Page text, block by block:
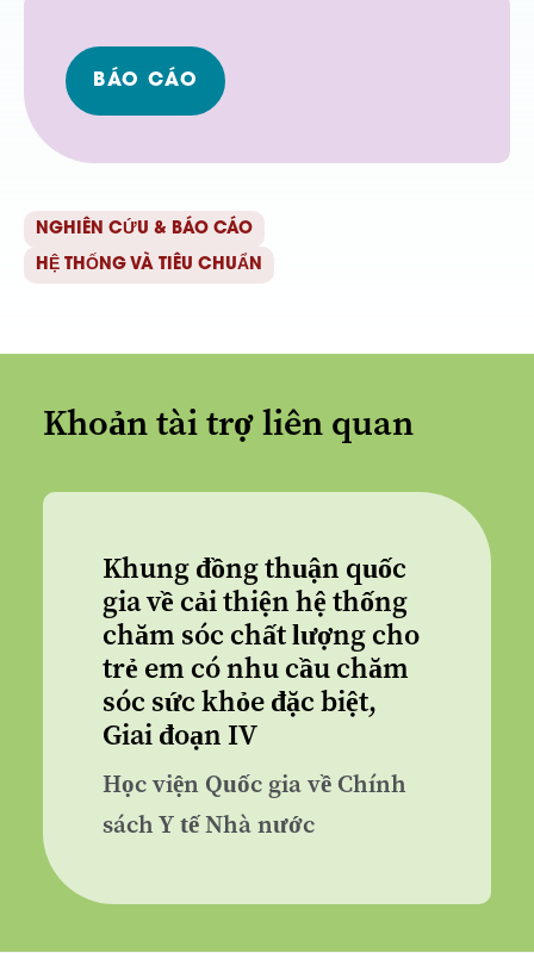
BÁO CÁO
NGHIÊN CỨU & BÁO CÁO
HỆ THỐNG VÀ TIÊU CHUẨN
Khoản tài trợ liên quan
Khung đồng thuận quốc
gia về cải thiện hệ thống
chăm sóc chất lượng cho
trẻ em có nhu cầu chăm
sóc sức khỏe đặc biệt,
Giai đoạn IV
Học viện Quốc gia về Chính
sách Y tế Nhà nước